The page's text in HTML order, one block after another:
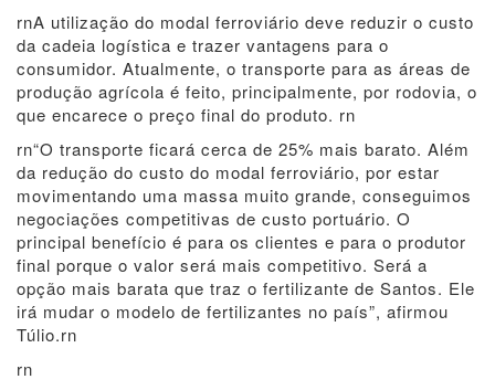
rnA utilização do modal ferroviário deve reduzir o custo
da cadeia logística e trazer vantagens para o
consumidor. Atualmente, o transporte para as áreas de
produção agrícola é feito, principalmente, por rodovia, o
que encarece o preço final do produto. rn
rn“O transporte ficará cerca de 25% mais barato. Além
da redução do custo do modal ferroviário, por estar
movimentando uma massa muito grande, conseguimos
negociações competitivas de custo portuário. O
principal benefício é para os clientes e para o produtor
final porque o valor será mais competitivo. Será a
opção mais barata que traz o fertilizante de Santos. Ele
irá mudar o modelo de fertilizantes no país”, afirmou
Túlio.rn
rn